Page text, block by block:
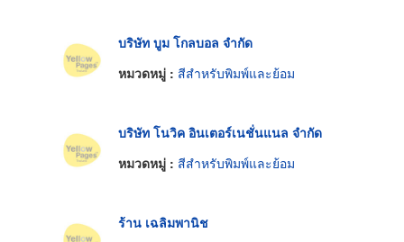
บริษัท บูม โกลบอล จำกัด
หมวดหมู่ : สีสำหรับพิมพ์และย้อม
บริษัท โนวิค อินเตอร์เนชั่นแนล จำกัด
หมวดหมู่ : สีสำหรับพิมพ์และย้อม
ร้าน เฉลิมพานิช